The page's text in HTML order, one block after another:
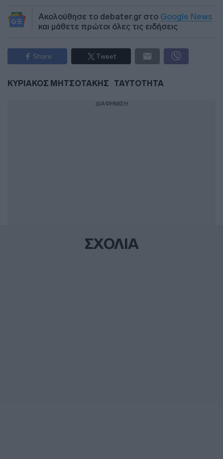
Ακολούθησε το debater.gr στο Google News
και μάθετε πρώτοι όλες τις ειδήσεις
Share Tweet
ΚΥΡΙΑΚΟΣ ΜΗΤΣΟΤΑΚΗΣ ΤΑΥΤΟΤΗΤΑ
ΔΙΑΦΗΜΙΣΗ
ΣΧΟΛΙΑ